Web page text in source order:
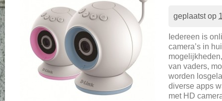
geplaatst op
Iedereen is
camera’s in
van vaders,
worden
diverse apps
met HD